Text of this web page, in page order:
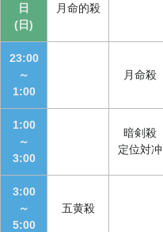
日
(日)
月命的殺
23:00
～
1:00
月命殺
1:00
～
3:00
暗剣殺
定位対冲
3:00
～
5:00
五黄殺